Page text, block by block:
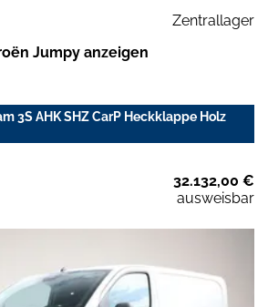
Zentrallager
Jumpy anzeigen
3S AHK SHZ CarP Heckklappe Holz
32.132,00 €
ausweisbar